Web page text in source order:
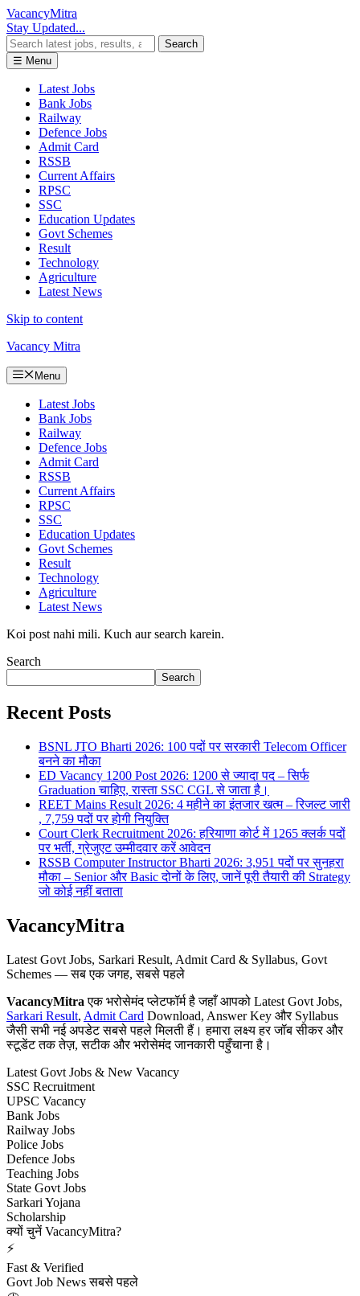
VacancyMitra
Stay Updated...
Search
☰ Menu
Latest Jobs
Bank Jobs
Railway
Defence Jobs
Admit Card
RSSB
Current Affairs
RPSC
SSC
Education Updates
Govt Schemes
Result
Technology
Agriculture
Latest News
Skip to content
Vacancy Mitra
Menu
Latest Jobs
Bank Jobs
Railway
Defence Jobs
Admit Card
RSSB
Current Affairs
RPSC
SSC
Education Updates
Govt Schemes
Result
Technology
Agriculture
Latest News
Koi post nahi mili. Kuch aur search karein.
Search
Search
Recent Posts
BSNL JTO Bharti 2026: 100 पदों पर सरकारी Telecom Officer
बनने का मौका
ED Vacancy 1200 Post 2026: 1200 से ज्यादा पद – सिर्फ
Graduation चाहिए, रास्ता SSC CGL से जाता है।
REET Mains Result 2026: 4 महीने का इंतजार खत्म – रिजल्ट जारी
, 7,759 पदों पर होगी नियुक्ति
Court Clerk Recruitment 2026: हरियाणा कोर्ट में 1265 क्लर्क पदों
पर भर्ती, ग्रेजुएट उम्मीदवार करें आवेदन
RSSB Computer Instructor Bharti 2026: 3,951 पदों पर सुनहरा
मौका – Senior और Basic दोनों के लिए, जानें पूरी तैयारी की Strategy
जो कोई नहीं बताता
VacancyMitra
Latest Govt Jobs, Sarkari Result, Admit Card & Syllabus, Govt
Schemes — सब एक जगह, सबसे पहले
VacancyMitra एक भरोसेमंद प्लेटफॉर्म है जहाँ आपको Latest Govt Jobs,
Sarkari Result, Admit Card Download, Answer Key और Syllabus
जैसी सभी नई अपडेट सबसे पहले मिलती हैं। हमारा लक्ष्य हर जॉब सीकर और
स्टूडेंट तक तेज़, सटीक और भरोसेमंद जानकारी पहुँचाना है।
Latest Govt Jobs & New Vacancy
SSC Recruitment
UPSC Vacancy
Bank Jobs
Railway Jobs
Police Jobs
Defence Jobs
Teaching Jobs
State Govt Jobs
Sarkari Yojana
Scholarship
क्यों चुनें VacancyMitra?
⚡
Fast & Verified
Govt Job News सबसे पहले